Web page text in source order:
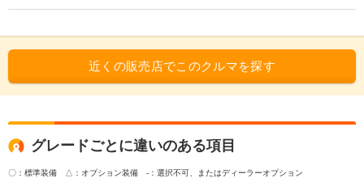
近くの販売店でこのクルマを探す
グレードごとに違いのある項目
〇：標準装備 △：オプション装備 -：選択不可、またはディーラーオプション